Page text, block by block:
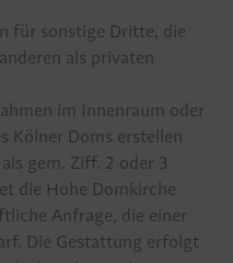
für sonstige Dritte, die
als privaten
im Innenraum oder
Kölner Doms erstellen
gem. Ziff. 2 oder 3
die Hohe Domkirche
Anfrage, die einer
Die Gestattung erfolgt